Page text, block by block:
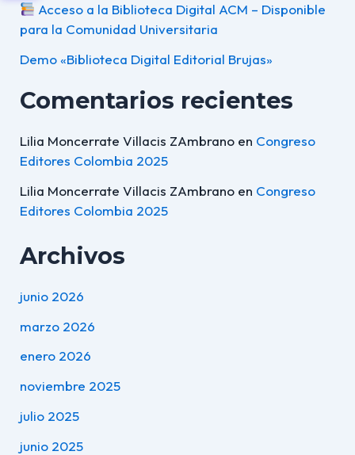
Acceso a la Biblioteca Digital ACM – Disponible
para la Comunidad Universitaria
Demo «Biblioteca Digital Editorial Brujas»
Comentarios recientes
Lilia Moncerrate Villacis ZAmbranoen Congreso
Editores Colombia 2025
Lilia Moncerrate Villacis ZAmbranoen Congreso
Editores Colombia 2025
Archivos
junio 2026
marzo 2026
enero 2026
noviembre 2025
julio 2025
junio 2025